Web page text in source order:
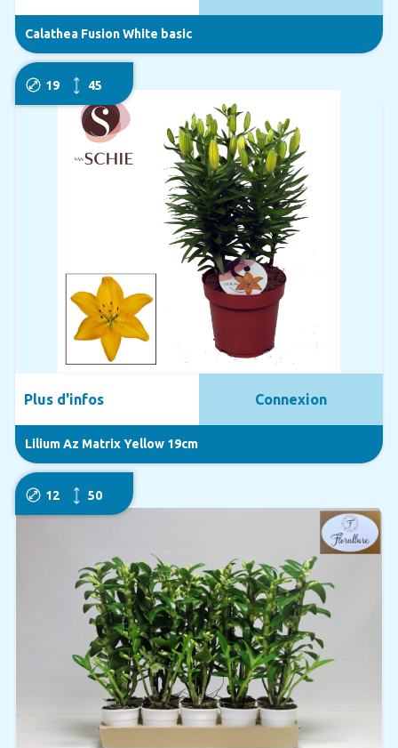
Calathea Fusion White basic
19 45
Lilium Az Matrix Yellow 19cm
Plus d'infos Connexion
12 50